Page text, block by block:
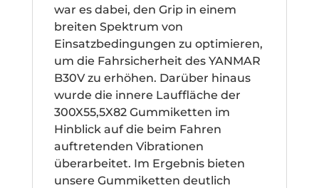
war es dabei, den Grip in einem
breiten Spektrum von
Einsatzbedingungen zu optimieren,
um die Fahrsicherheit des YANMAR
B30V zu erhöhen. Darüber hinaus
wurde die innere Lauffläche der
300X55,5X82 Gummiketten im
Hinblick auf die beim Fahren
auftretenden Vibrationen
überarbeitet. Im Ergebnis bieten
unsere Gummiketten deutlich